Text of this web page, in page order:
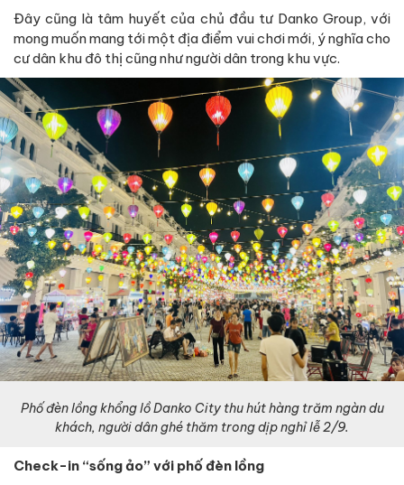
Đây cũng là tâm huyết của chủ đầu tư Danko Group, với
mong muốn mang tới một địa điểm vui chơi mới, ý nghĩa cho
cư dân khu đô thị cũng như người dân trong khu vực.
Phố đèn lồng khổng lồ Danko City thu hút hàng trăm ngàn du
khách, người dân ghé thăm trong dịp nghỉ lễ 2/9.
Check-in “sống ảo” với phố đèn lồng